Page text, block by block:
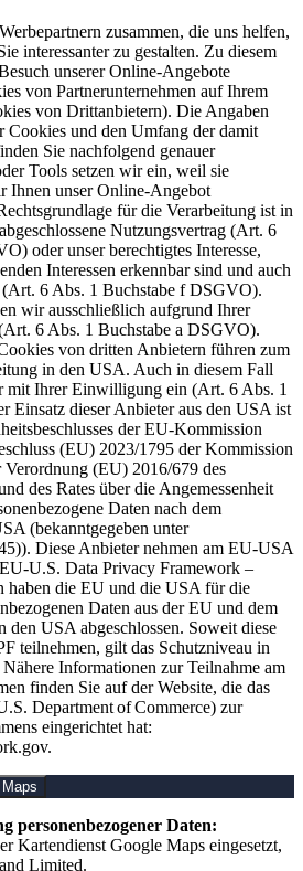
zusammen, die uns helfen,
interessanter zu gestalten. Zu diesem
unserer Online-Angebote
von Partnerunternehmen auf Ihrem
von Drittanbietern). Die Angaben
Cookies und den Umfang der damit
Sie nachfolgend genauer
Tools setzen wir ein, weil sie
Ihnen unser Online-Angebot
für die Verarbeitung ist in
Nutzungsvertrag (Art. 6
oder unser berechtigtes Interesse,
Interessen erkennbar sind und auch
6 Abs. 1 Buchstabe f DSGVO).
wir ausschließlich aufgrund Ihrer
6 Abs. 1 Buchstabe a DSGVO).
von dritten Anbietern führen zum
in den USA. Auch in diesem Fall
mit Ihrer Einwilligung ein (Art. 6 Abs. 1
Einsatz dieser Anbieter aus den USA ist
der EU-Kommission
(EU) 2023/1795 der Kommission
(EU) 2016/679 des
des Rates über die Angemessenheit
Daten nach dem
(bekanntgegeben unter
Diese Anbieter nehmen am EU-USA
U.S. Data Privacy Framework –
haben die EU und die USA für die
Daten aus der EU und dem
den USA abgeschlossen. Soweit diese
teilnehmen, gilt das Schutzniveau in
Informationen zur Teilnahme am
finden Sie auf der Website, die das
Department of Commerce) zur
eingerichtet hat:
personenbezogener Daten:
Kartendienst Google Maps eingesetzt,
Limited.